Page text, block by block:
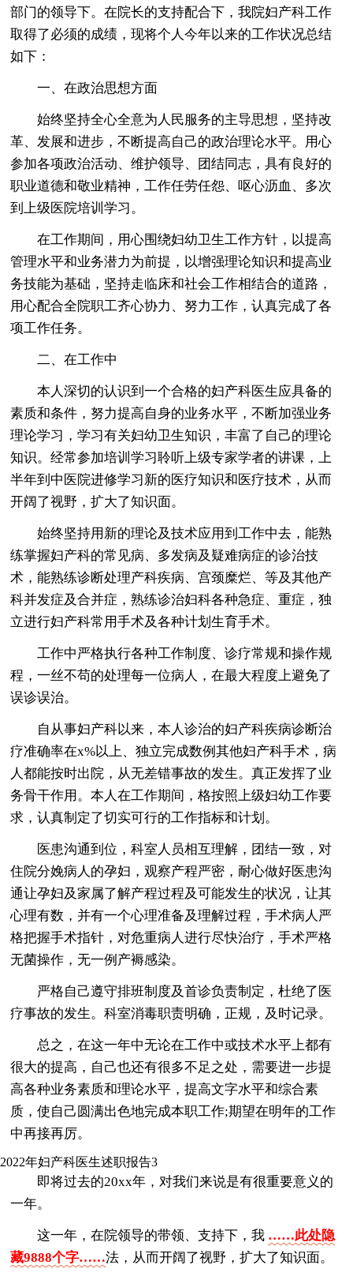
部门的领导下。在院长的支持配合下，我院妇产科工作
取得了必须的成绩，现将个人今年以来的工作状况总结
如下：
一、在政治思想方面
始终坚持全心全意为人民服务的主导思想，坚持改
革、发展和进步，不断提高自己的政治理论水平。用心
参加各项政治活动、维护领导、团结同志，具有良好的
职业道德和敬业精神，工作任劳任怨、呕心沥血、多次
到上级医院培训学习。
在工作期间，用心围绕妇幼卫生工作方针，以提高
管理水平和业务潜力为前提，以增强理论知识和提高业
务技能为基础，坚持走临床和社会工作相结合的道路，
用心配合全院职工齐心协力、努力工作，认真完成了各
项工作任务。
二、在工作中
本人深切的认识到一个合格的妇产科医生应具备的
素质和条件，努力提高自身的业务水平，不断加强业务
理论学习，学习有关妇幼卫生知识，丰富了自己的理论
知识。经常参加培训学习聆听上级专家学者的讲课，上
半年到中医院进修学习新的医疗知识和医疗技术，从而
开阔了视野，扩大了知识面。
始终坚持用新的理论及技术应用到工作中去，能熟
练掌握妇产科的常见病、多发病及疑难病症的诊治技
术，能熟练诊断处理产科疾病、宫颈糜烂、等及其他产
科并发症及合并症，熟练诊治妇科各种急症、重症，独
立进行妇产科常用手术及各种计划生育手术。
工作中严格执行各种工作制度、诊疗常规和操作规
程，一丝不苟的处理每一位病人，在最大程度上避免了
误诊误治。
自从事妇产科以来，本人诊治的妇产科疾病诊断治
疗准确率在x%以上、独立完成数例其他妇产科手术，病
人都能按时出院，从无差错事故的发生。真正发挥了业
务骨干作用。本人在工作期间，格按照上级妇幼工作要
求，认真制定了切实可行的工作指标和计划。
医患沟通到位，科室人员相互理解，团结一致，对
住院分娩病人的孕妇，观察产程严密，耐心做好医患沟
通让孕妇及家属了解产程过程及可能发生的状况，让其
心理有数，并有一个心理准备及理解过程，手术病人严
格把握手术指针，对危重病人进行尽快治疗，手术严格
无菌操作，无一例产褥感染。
严格自己遵守排班制度及首诊负责制定，杜绝了医
疗事故的发生。科室消毒职责明确，正规，及时记录。
总之，在这一年中无论在工作中或技术水平上都有
很大的提高，自己也还有很多不足之处，需要进一步提
高各种业务素质和理论水平，提高文字水平和综合素
质，使自己圆满出色地完成本职工作;期望在明年的工作
中再接再厉。
2022年妇产科医生述职报告3
即将过去的20xx年，对我们来说是有很重要意义的
一年。
这一年，在院领导的带领、支持下，我 ……此处隐
藏9888个字……法，从而开阔了视野，扩大了知识面。